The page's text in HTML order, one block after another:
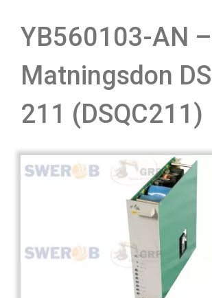
YB560103-AN –
Matningsdon
211 (DSQC211)